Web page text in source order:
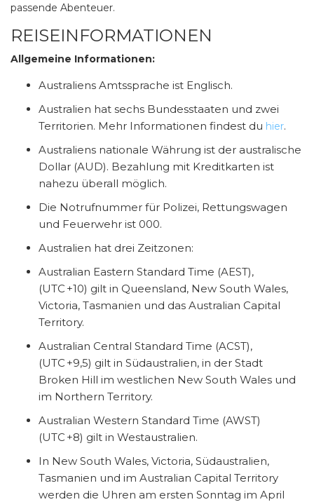
passende Abenteuer.
REISEINFORMATIONEN
Allgemeine Informationen:
Australiens Amtssprache ist Englisch.
Australien hat sechs Bundesstaaten und zwei
Territorien. Mehr Informationen findest du hier.
Australiens nationale Währung ist der australische
Dollar (AUD). Bezahlung mit Kreditkarten ist
nahezu überall möglich.
Die Notrufnummer für Polizei, Rettungswagen
und Feuerwehr ist 000.
Australien hat drei Zeitzonen:
Australian Eastern Standard Time (AEST),
(UTC +10) gilt in Queensland, New South Wales,
Victoria, Tasmanien und das Australian Capital
Territory.
Australian Central Standard Time (ACST),
(UTC +9,5) gilt in Südaustralien, in der Stadt
Broken Hill im westlichen New South Wales und
im Northern Territory.
Australian Western Standard Time (AWST)
(UTC +8) gilt in Westaustralien.
In New South Wales, Victoria, Südaustralien,
Tasmanien und im Australian Capital Territory
werden die Uhren am ersten Sonntag im April